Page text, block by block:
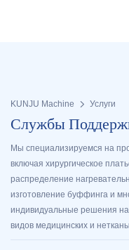
KUNJU Machine Услуги
Службы
Мы специализируемся на
включая хирургическое
распределение
изготовление буффинга и
индивидуальные решения на
видов медицинских и